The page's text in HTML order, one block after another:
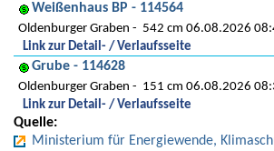
Weißenhaus BP - 114564
Oldenburger Graben
542 cm 06.08.2026
Link zur Detail- / Verlaufsseite
Grube - 114628
Oldenburger Graben
151 cm 06.08.2026
Link zur Detail- / Verlaufsseite
Quelle:
Ministerium für Energiewende,